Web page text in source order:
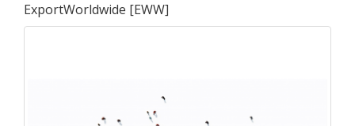
ExportWorldwide [EWW]